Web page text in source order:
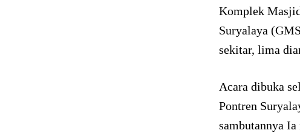
Komplek
Suryalaya
sekitar, lima
Acara dibuka
Pontren
sambutannya